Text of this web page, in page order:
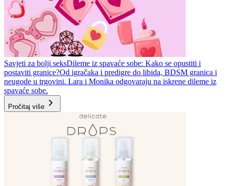
Savjeti za bolji seksDileme iz spavaće sobe: Kako se opustiti i
postaviti granice?Od igračaka i predigre do libida, BDSM granica i
neugode u trgovini. Lara i Monika odgovaraju na iskrene dileme iz
spavaće sobe.
Pročitaj više